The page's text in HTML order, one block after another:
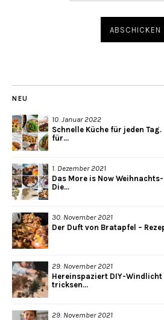
NEU
10. Januar 2022
Schnelle Küche für jeden
für...
1. Dezember 2021
Das More is Now
Die...
30. November 2021
Der Duft von Bratapfel –
29. November 2021
Hereinspaziert DIY-
tricksen...
29. November 2021